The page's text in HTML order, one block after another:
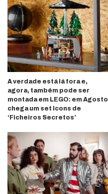
A verdade está lá fora e,
agora, também pode ser
montada em LEGO: em Agosto
chega um set Icons de
‘Ficheiros Secretos’